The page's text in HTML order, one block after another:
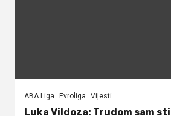
ABA Liga Evroliga Vijesti
Luka Vildoza: Trudom sam